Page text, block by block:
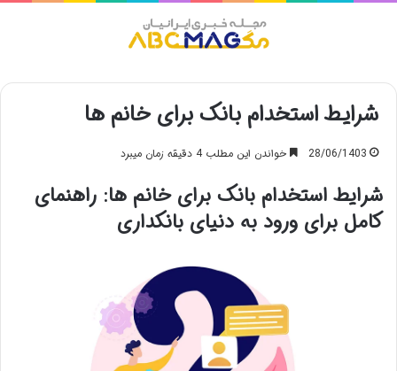
شرایط استخدام بانک برای خانم ها
28/06/1403 خواندن این مطلب 4 دقیقه زمان میبرد
شرایط استخدام بانک برای خانم ها: راهنمای
کامل برای ورود به دنیای بانکداری